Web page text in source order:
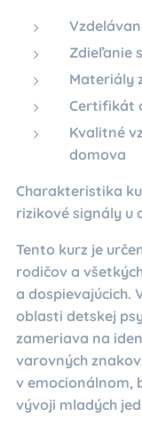
Zdieľanie
Materiály
Certifikát
Kvalitné
domova
Charakteristika
rizikové signály u
Tento kurz je
rodičov a
a dospievajúcich.
oblasti detskej
zameriava na
varovných
v emocionálnom,
vývoji mladých